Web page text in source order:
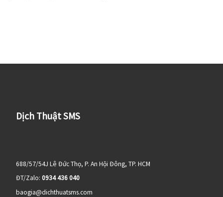
Dịch Thuật SMS
688/57/54J Lê Đức Thọ, P. An Hội Đông, TP. HCM
ĐT/Zalo: 0934 436 040
baogia@dichthuatsms.com